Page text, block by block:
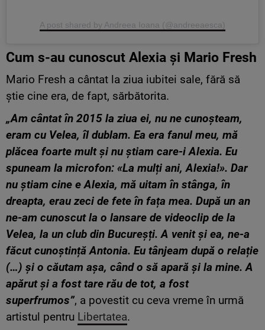
A post shared by Andreea Ioana (@andreeaesca)
Cum s-au cunoscut Alexia şi Mario Fresh
Mario Fresh a cântat la ziua iubitei sale, fără să
ştie cine era, de fapt, sărbătorita.
„Am cântat în 2015 la ziua ei, nu ne cunoșteam,
eram cu Velea, îl dublam. Ea era fanul meu, mă
plăcea foarte mult și nu știam care-i Alexia. Eu
spuneam la microfon: «La mulți ani, Alexia!». Dar
nu știam cine e Alexia, mă uitam în stânga, în
dreapta, erau zeci de fete în fața mea. După un an
ne-am cunoscut la o lansare de videoclip de la
Velea, la un club din Bucureșți. A venit și ea, ne-a
făcut cunoștință Antonia. Eu tânjeam după o relație
(…) și o căutam așa, când o să apară și la mine. A
apărut și a fost tare rău de tot, a fost
superfrumos”, a povestit cu ceva vreme în urmă
artistul pentru Libertatea.